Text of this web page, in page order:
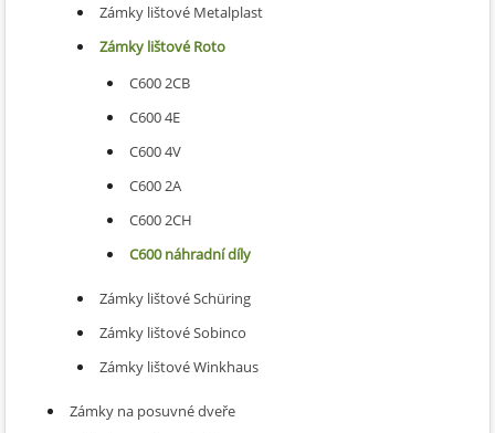
Zámky lištové Metalplast
Zámky lištové Roto
C600 2CB
C600 4E
C600 4V
C600 2A
C600 2CH
C600 náhradní díly
Zámky lištové Schüring
Zámky lištové Sobinco
Zámky lištové Winkhaus
Zámky na posuvné dveře